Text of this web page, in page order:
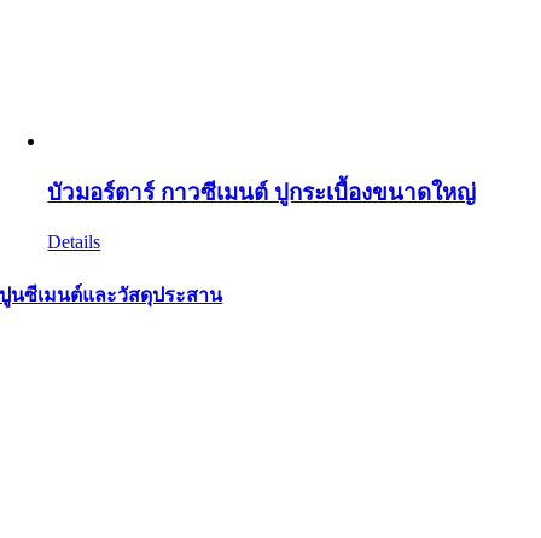
บัวมอร์ตาร์ กาวซีเมนต์ ปูกระเบื้องขนาดใหญ่
Details
ปูนซีเมนต์และวัสดุประสาน